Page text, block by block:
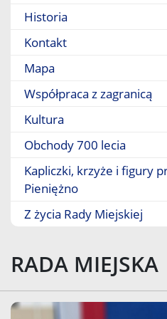
Historia
Kontakt
Mapa
Współpraca z zagranicą
Kultura
Obchody 700 lecia
Kapliczki, krzyże i figury
Pieniężno
Z życia Rady Miejskiej
RADA MIEJSKA